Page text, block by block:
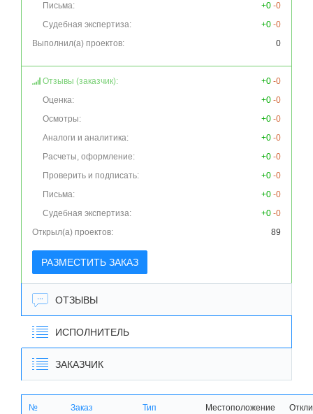
Письма:
+0 -0
Судебная экспертиза:
+0 -0
Выполнил(а) проектов:
0
Отзывы (заказчик): +0 -0
Оценка:
+0 -0
Осмотры:
+0 -0
Аналоги и аналитика:
+0 -0
Расчеты, оформление:
+0 -0
Проверить и подписать:
+0 -0
Письма:
+0 -0
Судебная экспертиза:
+0 -0
Открыл(а) проектов:
89
РАЗМЕСТИТЬ ЗАКАЗ
ОТЗЫВЫ
ИСПОЛНИТЕЛЬ
ЗАКАЗЧИК
№ Заказ Тип Местоположение